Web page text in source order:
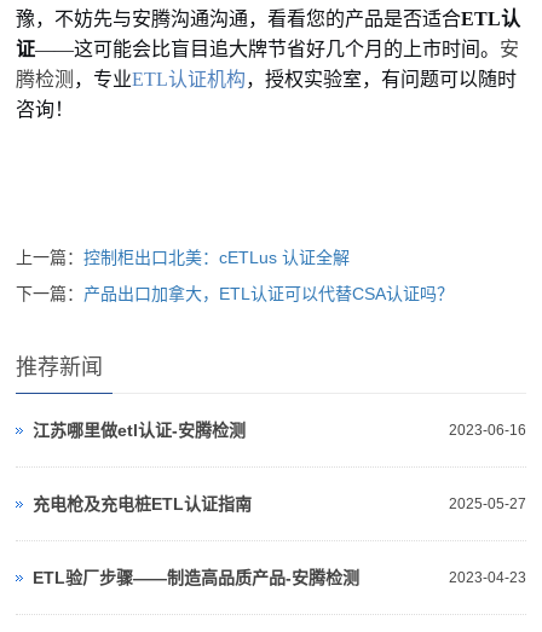
豫，不妨先与安腾沟通沟通，看看您的产品是否适合ETL认
证——这可能会比盲目追大牌节省好几个月的上市时间。 安
腾检测 ，专业ETL认证机构，授权实验室，有问题可以随时
咨询！
上一篇：控制柜出口北美：cETLus 认证全解
下一篇： 产品出口加拿大，ETL认证可以代替CSA认证吗？
推荐新闻
2023-06-16
江苏哪里做etl认证-安腾检测
2025-05-27
充电枪及充电桩ETL认证指南
2023-04-23
ETL验厂步骤——制造高品质产品-安腾检测